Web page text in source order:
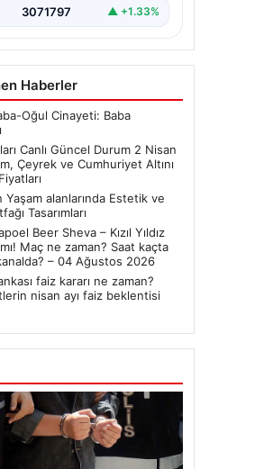
3071797 ▲ +1.33%
Haberler
Oğul Cinayeti: Baba
Canlı Güncel Durum 2 Nisan
Çeyrek ve Cumhuriyet Altını
Yaşam alanlarında Estetik ve
Tasarımları
Beer Sheva – Kızıl Yıldız
Maç ne zaman? Saat kaçta
– 04 Ağustos 2026
faiz kararı ne zaman?
nisan ayı faiz beklentisi